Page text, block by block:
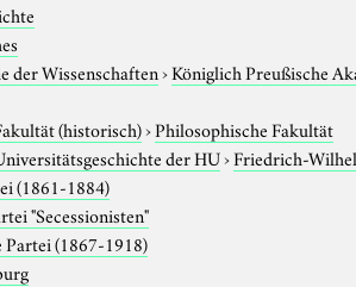
der Wissenschaften›Königlich Preußische
(historisch)›Philosophische Fakultät
der HU›Friedrich-
(1861-1884)
"Secessionisten"
(1867-1918)